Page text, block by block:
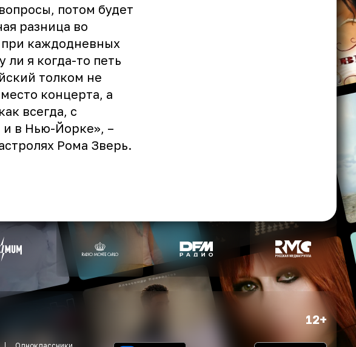
потом будет
разница во
каждодневных
ли я когда-то петь
толком не
концерта, а
всегда, с
и в Нью-Йорке», –
Рома Зверь.
12+